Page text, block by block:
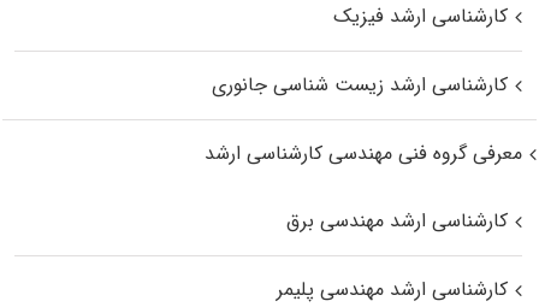
کارشناسی ارشد فیزیک
کارشناسی ارشد زیست‌ شناسی جانوری
معرفی گروه فنی مهندسی کارشناسی ارشد
کارشناسی ارشد مهندسی برق
کارشناسی ارشد مهندسی پلیمر